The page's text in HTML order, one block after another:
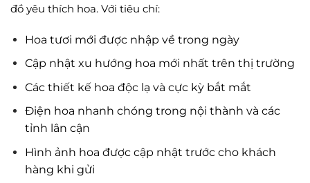
đồ yêu thích hoa. Với tiêu chí:
Hoa tươi mới được nhập về trong ngày
Cập nhật xu hướng hoa mới nhất trên thị trường
Các thiết kế hoa độc lạ và cực kỳ bắt mắt
Điện hoa nhanh chóng trong nội thành và các
tỉnh lân cận
Hình ảnh hoa được cập nhật trước cho khách
hàng khi gửi